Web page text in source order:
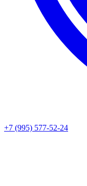
+7 (995) 577-52-24